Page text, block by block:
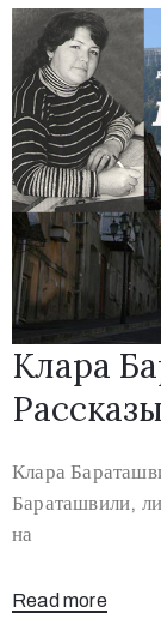
Клара
Рассказы
Клара
Бараташвили,
на
Read more